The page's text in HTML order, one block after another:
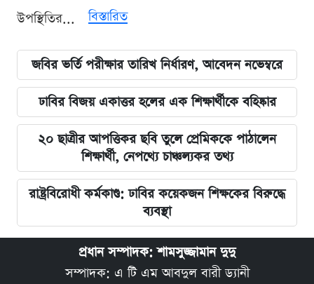
উপস্থিতির...
বিস্তারিত
জবির ভর্তি পরীক্ষার তারিখ নির্ধারণ, আবেদন নভেম্বরে
ঢাবির বিজয় একাত্তর হলের এক শিক্ষার্থীকে বহিষ্কার
২০ ছাত্রীর আপত্তিকর ছবি তুলে প্রেমিককে পাঠালেন
শিক্ষার্থী, নেপথ্যে চাঞ্চল্যকর তথ্য
রাষ্ট্রবিরোধী কর্মকাণ্ড: ঢাবির কয়েকজন শিক্ষকের বিরুদ্ধে
ব্যবস্থা
প্রধান সম্পাদক: শামসুজ্জামান দুদু
সম্পাদক: এ টি এম আবদুল বারী ড্যানী